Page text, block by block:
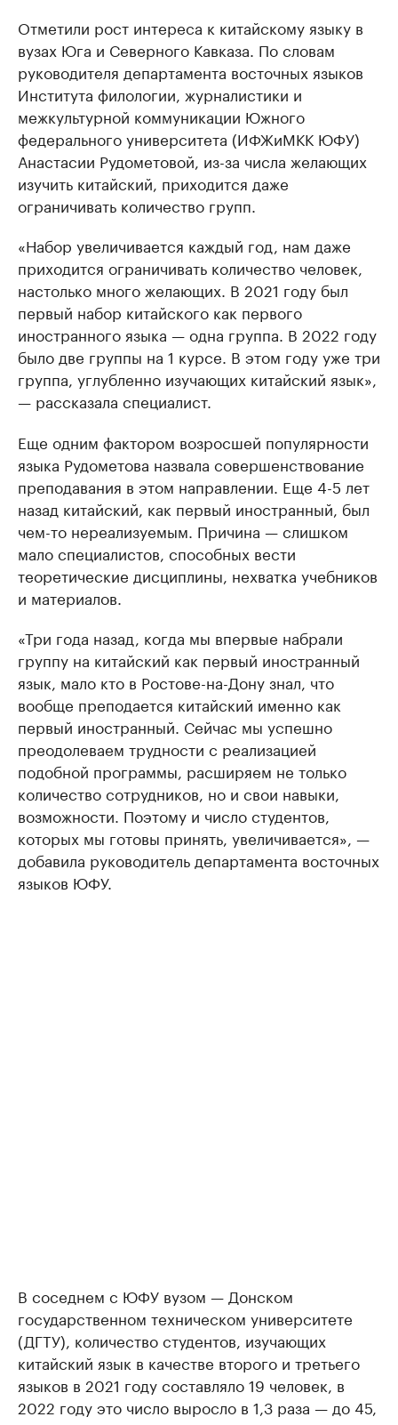
Отметили рост интереса к китайскому языку в
вузах Юга и Северного Кавказа. По словам
руководителя департамента восточных языков
Института филологии, журналистики и
межкультурной коммуникации Южного
федерального университета (ИФЖиМКК ЮФУ)
Анастасии Рудометовой, из-за числа желающих
изучить китайский, приходится даже
ограничивать количество групп.
«Набор увеличивается каждый год, нам даже
приходится ограничивать количество человек,
настолько много желающих. В 2021 году был
первый набор китайского как первого
иностранного языка — одна группа. В 2022 году
было две группы на 1 курсе. В этом году уже три
группа, углубленно изучающих китайский язык»,
— рассказала специалист.
Еще одним фактором возросшей популярности
языка Рудометова назвала совершенствование
преподавания в этом направлении. Еще 4-5 лет
назад китайский, как первый иностранный, был
чем-то нереализуемым. Причина — слишком
мало специалистов, способных вести
теоретические дисциплины, нехватка учебников
и материалов.
«Три года назад, когда мы впервые набрали
группу на китайский как первый иностранный
язык, мало кто в Ростове-на-Дону знал, что
вообще преподается китайский именно как
первый иностранный. Сейчас мы успешно
преодолеваем трудности с реализацией
подобной программы, расширяем не только
количество сотрудников, но и свои навыки,
возможности. Поэтому и число студентов,
которых мы готовы принять, увеличивается», —
добавила руководитель департамента восточных
языков ЮФУ.
В соседнем с ЮФУ вузом — Донском
государственном техническом университете
(ДГТУ), количество студентов, изучающих
китайский язык в качестве второго и третьего
языков в 2021 году составляло 19 человек, в
2022 году это число выросло в 1,3 раза — до 45,